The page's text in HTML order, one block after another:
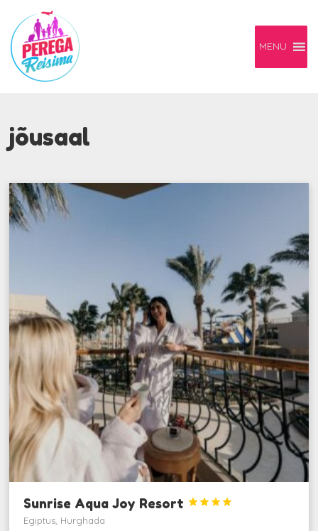
MENU
jõusaal
Sunrise Aqua Joy Resort 



Egiptus, Hurghada